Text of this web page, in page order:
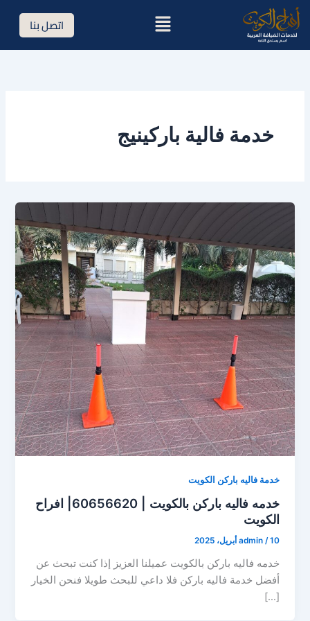
تخطي
إلى
المحتوى
القائمة اتصل بنا
خدمة فالية باركينيج
خدمة فاليه باركن الكويت
خدمه فاليه باركن بالكويت | 60656620| افراح
الكويت
admin /10 أبريل، 2025
خدمه فاليه باركن بالكويت عميلنا العزيز إذا كنت تبحث عن
أفضل خدمة فاليه باركن فلا داعي للبحث طويلا فنحن الخيار
[…]